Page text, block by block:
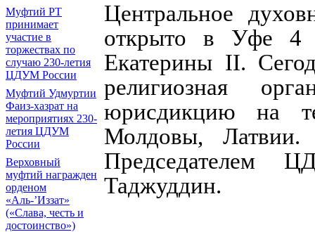
Муфтий РТ
принимает
участие в
торжествах по
случаю 230-летия
ЦДУМ России
Муфтий Удмуртии
Фаиз-хазрат на
мероприятиях 230-
летия ЦДУМ
России
Верховный
муфтий награжден
орденом
«Аль-’Иззат»
(«Слава, честь и
достоинство»)
Центральное
открыто в Уфе 4
Екатерины II.
религиозная
юрисдикцию на
Молдовы,
Председателем
Таджуддин.